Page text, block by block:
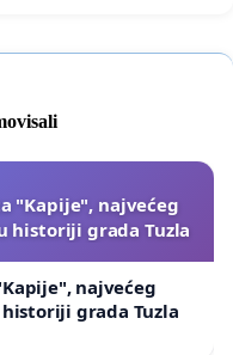
"Kapije", najvećeg
historiji grada Tuzla
najvećeg
grada Tuzla